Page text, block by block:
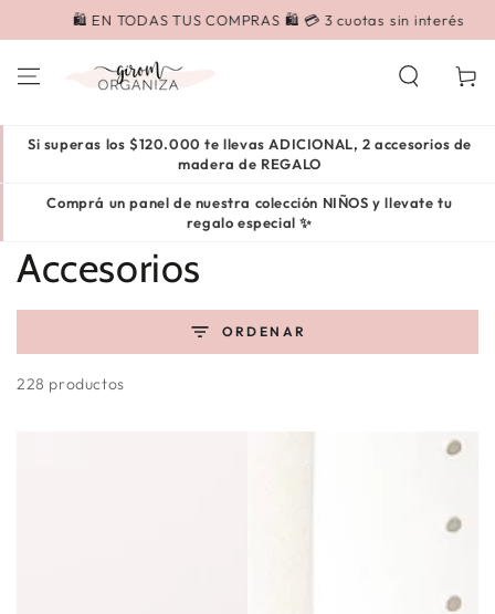
CONTENIDO
🛍️ EN TODAS TUS COMPRAS 🛍️ 💳 3 cuotas sin interés
Carrito
Si superas los $120.000 te llevas ADICIONAL, 2 accesorios de
madera de REGALO
Comprá un panel de nuestra colección NIÑOS y llevate tu
regalo especial ✨
Colección:
Accesorios
ORDENAR
228 productos